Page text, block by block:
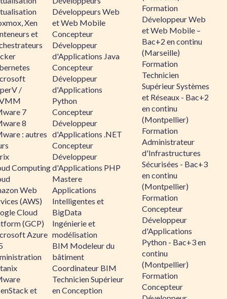
Xen
et
/
7
8
: autres
Computing
Web
(AWS)
Cloud
(GCP)
Azure
et
Développeurs Web
et Web Mobile
Concepteur
Développeur
d'Applications Java
Concepteur
Développeur
d'Applications
Python
Concepteur
Développeur
d'Applications .NET
Concepteur
Développeur
d'Applications PHP
Mastere
Applications
Intelligentes et
BigData
Ingénierie et
modélisation
BIM Modeleur du
bâtiment
Coordinateur BIM
Technicien Supérieur
en Conception
Formation
Développeur Web
et Web Mobile –
Bac+2 en continu
(Marseille)
Formation
Technicien
Supérieur Systèmes
et Réseaux - Bac+2
en continu
(Montpellier)
Formation
Administrateur
d'Infrastructures
Sécurisées - Bac+3
en continu
(Montpellier)
Formation
Concepteur
Développeur
d'Applications
Python - Bac+3 en
continu
(Montpellier)
Formation
Concepteur